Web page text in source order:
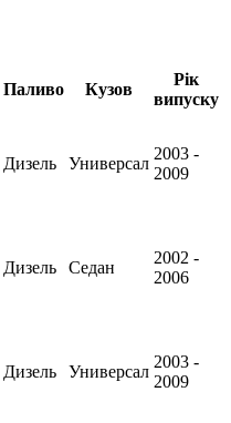
Паливо Кузов
Рік
випуску
Дизель Универсал
2003 -
2009
Дизель Седан
2002 -
2006
Дизель Универсал
2003 -
2009